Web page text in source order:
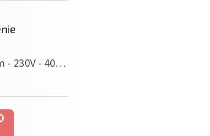
LED svietidlo 120cm - 230V - 40W - IP20 - neutrálna biela
z 5 hviezdičiek.